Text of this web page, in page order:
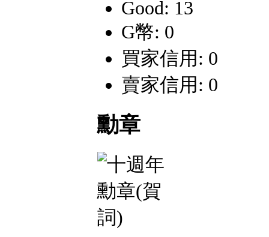
Good: 13
G幣: 0
買家信用: 0
賣家信用: 0
勳章